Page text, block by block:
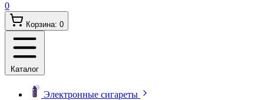
0
Корзина: 0
Каталог
Электронные сигареты